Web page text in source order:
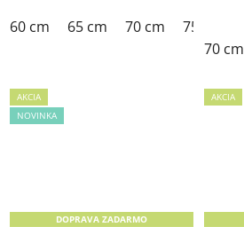
60 cm 65 cm 70 cm 75 cm
70 cm
AKCIA
NOVINKA
DOPRAVA ZADARMO
AKCIA